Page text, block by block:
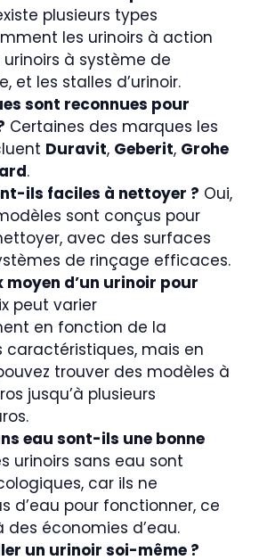
plusieurs types
les urinoirs à action
urinoirs à système de
et les stalles d’urinoir.
sont reconnues pour
Certaines des marques les
Duravit, Geberit, Grohe
.
ils faciles à nettoyer ? Oui,
sont conçus pour
avec des surfaces
de rinçage efficaces.
moyen d’un urinoir pour
peut varier
en fonction de la
caractéristiques, mais en
trouver des modèles à
jusqu’à plusieurs
eau sont-ils une bonne
urinoirs sans eau sont
car ils ne
d’eau pour fonctionner, ce
économies d’eau.
un urinoir soi-même ?